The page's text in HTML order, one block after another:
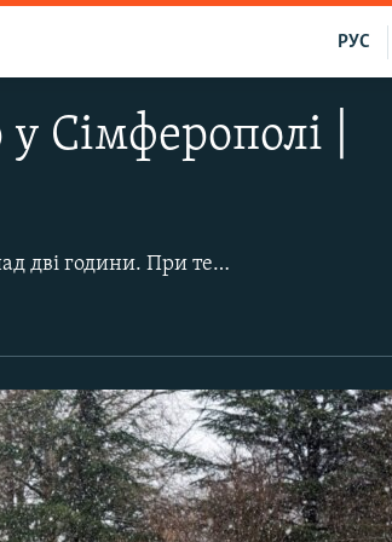
РУС
Сімферополі |
Зранку 8 квітня кримську столицю накрив снігопад, що тривав понад дві години. При температурі повітря +3...+4 градуси за Цельсієм він тут же танув на землі, залишаючи після себе лише калюжі на дорожньому покритті й тротуарах.